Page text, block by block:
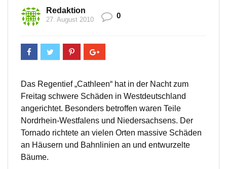
Redaktion
27. August 2010 0
Das Regentief „Cathleen“ hat in der Nacht zum
Freitag schwere Schäden in Westdeutschland
angerichtet. Besonders betroffen waren Teile
Nordrhein-Westfalens und Niedersachsens. Der
Tornado richtete an vielen Orten massive Schäden
an Häusern und Bahnlinien an und entwurzelte
Bäume.